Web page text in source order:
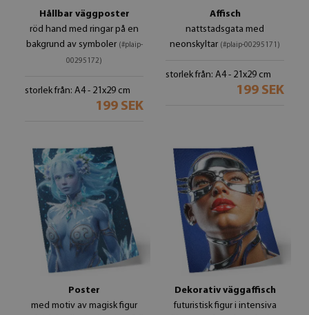
Hållbar väggposter
röd hand med ringar på en
bakgrund av symboler (#plaip-
00295172)
storlek från: A4 - 21x29 cm
199 SEK
Affisch
nattstadsgata med
neonskyltar (#plaip-00295171)
storlek från: A4 - 21x29 cm
199 SEK
Poster
med motiv av magisk figur
Dekorativ väggaffisch
futuristisk figur i intensiva